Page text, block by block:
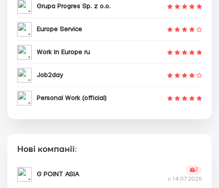
Grupa Progres Sp. z o.o.
Europe Service
Work In Europe ru
Job2day
Personal Work (official)
Нові компанії:
G POINT ASIA
1
с 14.07.2026